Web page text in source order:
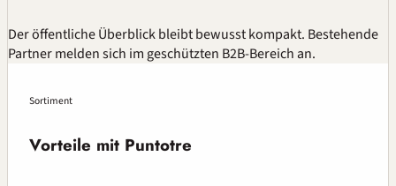
Der öffentliche Überblick bleibt bewusst kompakt. Bestehende
Partner melden sich im geschützten B2B-Bereich an.
Sortiment
Vorteile mit Puntotre